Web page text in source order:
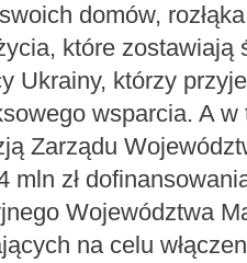
domów,
które zostawiają
Ukrainy, którzy
wsparcia. A w
Zarządu
mln zł
Województwa
na celu